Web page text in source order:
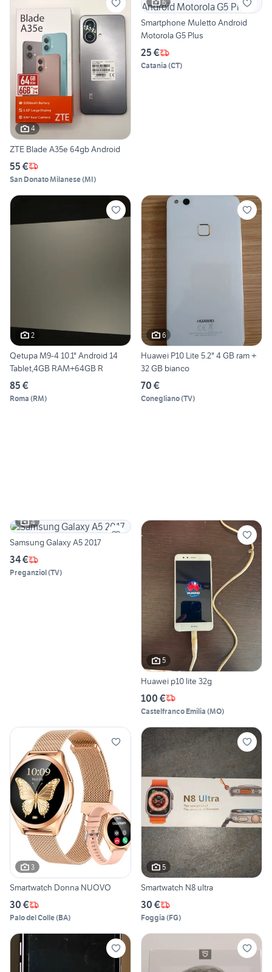
4
ZTE Blade A35e 64gb Android
55 €
San Donato Milanese(MI)
6
Smartphone Muletto Android
Motorola G5 Plus
25 €
Catania (CT)
2
Qetupa M9-4 10.1" Android 14
Tablet,4GB RAM+64GB R
85 €
Roma (RM)
6
Huawei P10 Lite 5.2" 4 GB ram +
32 GB bianco
70 €
Conegliano(TV)
4
Samsung Galaxy A5 2017
34 €
Preganziol(TV)
5
Huawei p10 lite 32g
100 €
Castelfranco Emilia (MO)
3
Smartwatch Donna NUOVO
30 €
Palo del Colle(BA)
5
Smartwatch N8 ultra
30 €
Foggia (FG)